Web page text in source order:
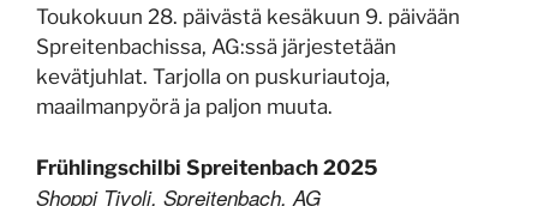
Toukokuun 28. päivästä kesäkuun 9. päivään
Spreitenbachissa, AG:ssä järjestetään
kevätjuhlat. Tarjolla on puskuriautoja,
maailmanpyörä ja paljon muuta.
Frühlingschilbi Spreitenbach 2025
Shoppi Tivoli, Spreitenbach, AG